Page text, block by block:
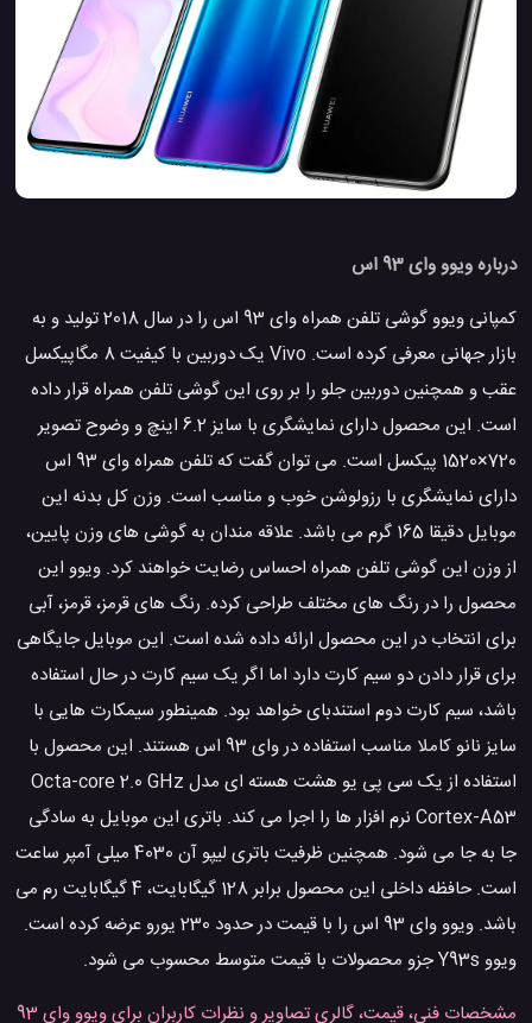
درباره ویوو وای 93 اس
کمپانی ویوو گوشی تلفن همراه وای 93 اس را در سال 2018 تولید و به
بازار جهانی معرفی کرده است. Vivo یک دوربین با کیفیت 8 مگاپیکسل
عقب و همچنین دوربین جلو را بر روی این گوشی تلفن همراه قرار داده
است. این محصول دارای نمایشگری با سایز 6.2 اینچ و وضوح تصویر
720×1520 پیکسل است. می توان گفت که تلفن همراه وای 93 اس
دارای نمایشگری با رزولوشن خوب و مناسب است. وزن کل بدنه این
موبایل دقیقا 165 گرم می باشد. علاقه مندان به گوشی های وزن پایین،
از وزن این گوشی تلفن همراه احساس رضایت خواهند کرد. ویوو این
محصول را در رنگ های مختلف طراحی کرده. رنگ های قرمز، قرمز، آبی
برای انتخاب در این محصول ارائه داده شده است. این موبایل جایگاهی
برای قرار دادن دو سیم کارت دارد اما اگر یک سیم کارت در حال استفاده
باشد، سیم کارت دوم استندبای خواهد بود. همینطور سیمکارت هایی با
سایز نانو کاملا مناسب استفاده در وای 93 اس هستند. این محصول با
استفاده از یک سی پی یو هشت هسته ای مدل Octa-core 2.0 GHz
Cortex-A53 نرم افزار ها را اجرا می کند. باتری این موبایل به سادگی
جا به جا می شود. همچنین ظرفیت باتری لیپو آن 4030 میلی آمپر ساعت
است. حافظه داخلی این محصول برابر 128 گیگابایت، 4 گیگابایت رم می
باشد. ویوو وای 93 اس را با قیمت در حدود 230 یورو عرضه کرده است.
ویوو Y93s جزو محصولات با قیمت متوسط محسوب می شود.
مشخصات فنی، قیمت، گالری تصاویر و نظرات کاربران برای ویوو وای 93